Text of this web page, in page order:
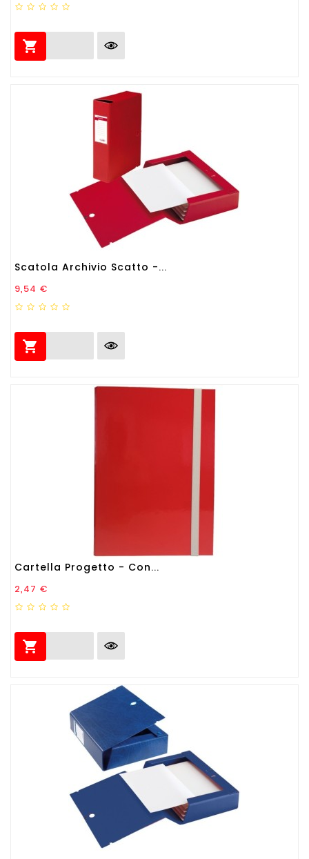

Scatola Archivio Scatto -...
Prezzo
9,54 €

Cartella Progetto - Con...
Prezzo
2,47 €
